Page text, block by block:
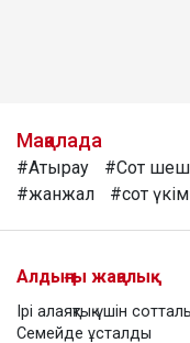
Мақалада
#Атырау #Сот
#жанжал
#сот
Алдыңғы жаңалық
Ірі алаяқтық үшін
Семейде ұсталды